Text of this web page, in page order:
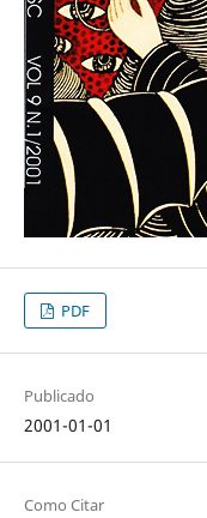
PDF
Publicado
2001-01-01
Como Citar